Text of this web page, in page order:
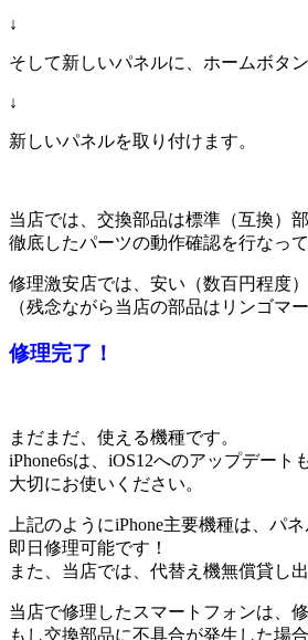
↓
そして新しいパネルに、ホームボタ
↓
新しいパネルを取り付けます。
当店では、交換部品は標準（互換）
徹底したパーツの動作確認を行なっ
修理激安店では、安い（数百円程度
（残念ながら当店の部品はリンゴマ
修理完了！
まだまだ、使える機種です。
iPhone6sは、iOS12へのアップデート
大切にお使いください。
上記のようにiPhone主要機種は、パ
即日修理可能です！
また、当店では、 代替え機無償貸し
当店で修理したスマートフォンは、
もし交換部品に不具合が発生した場